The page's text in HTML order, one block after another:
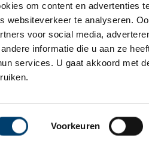
om content en advertenties
websiteverkeer te analyseren.
voor social media,
informatie die u aan ze
services. U gaat akkoord met
Voorkeuren
DISCLAIMER
PRIVACY